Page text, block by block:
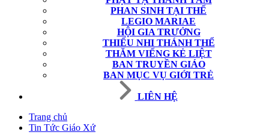
PHAN SINH TẠI THẾ
LEGIO MARIAE
HỘI GIA TRƯỞNG
THIẾU NHI THÁNH THỂ
THĂM VIẾNG KẺ LIỆT
BAN TRUYỀN GIÁO
BAN MỤC VỤ GIỚI TRẺ
LIÊN HỆ
Trang chủ
Tin Tức Giáo Xứ